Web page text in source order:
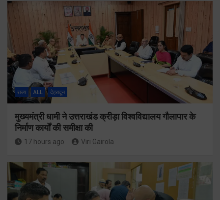
राज्य ALL देहरादून
मुख्यमंत्री धामी ने उत्तराखंड क्रीड़ा विश्वविद्यालय गौलापार के
निर्माण कार्यों की समीक्षा की
17 hours ago Viri Gairola